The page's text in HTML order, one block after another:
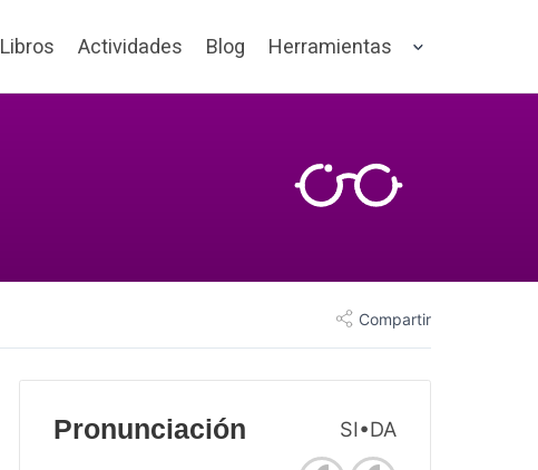
Libros Actividades Blog Herramientas
Compartir
Pronunciación SI•DA